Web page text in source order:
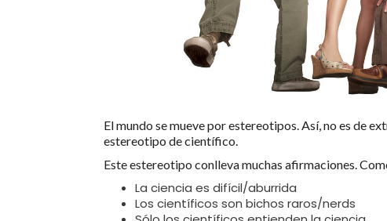
El mundo se mueve por estereotipos. Así, no es de
estereotipo de científico.
Este estereotipo conlleva muchas afirmaciones.
La ciencia es difícil/aburrida
Los científicos son bichos raros/nerds